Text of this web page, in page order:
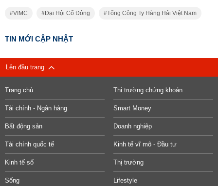
VIMC Đại Hội Cổ Đông Tổng Công Ty Hàng Hải Việt Nam
TIN MỚI CẬP NHẬT
Lên đầu trang
Trang chủ Thị trường chứng khoán
Tài chính - Ngân hàng Smart Money
Bất động sản Doanh nghiệp
Tài chính quốc tế Kinh tế vĩ mô - Đầu tư
Kinh tế số Thị trường
Sống Lifestyle